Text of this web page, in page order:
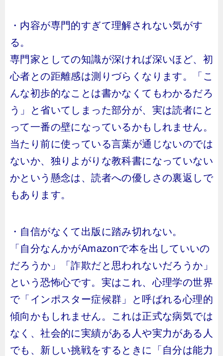
・内容が専門的すぎて理解されない気がす
る。
専門家としての知識が深ければ深いほど、初
心者との距離感は測りづらくなります。「こ
んな初歩的なことは書かなくてもわかるだろ
う」と省いてしまった部分が、実は読者にと
って一番の壁になっているかもしれません。
当たり前に使っている言葉が通じないのでは
ないか、独りよがりな教科書になっていない
かという懸念は、読者への優しさの裏返しで
もあります。
・自信がなくて出版に踏み切れない。
「自分なんかがAmazonで本を出していいの
だろうか」「詐欺だと思われないだろうか」
という恐怖心です。実はこれ、心理学の世界
で「インポスター症候群」と呼ばれる心理的
傾向かもしれません。これは正式な病気では
なく、社会的に実績がある人や実力がある人
でも、新しい挑戦をするときに「自分は能力